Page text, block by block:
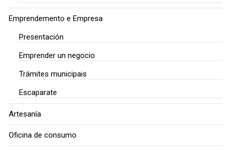
Emprendemento e Empresa
Presentación
Emprender un negocio
Trámites municipais
Escaparate
Artesanía
Oficina de consumo